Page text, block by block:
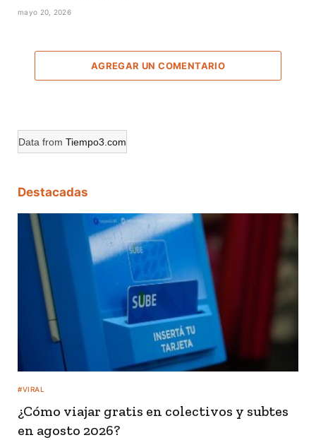
mayo 20, 2026
AGREGAR UN COMENTARIO
Data from Tiempo3.com
Destacadas
#VIRAL
¿Cómo viajar gratis en colectivos y subtes
en agosto 2026?